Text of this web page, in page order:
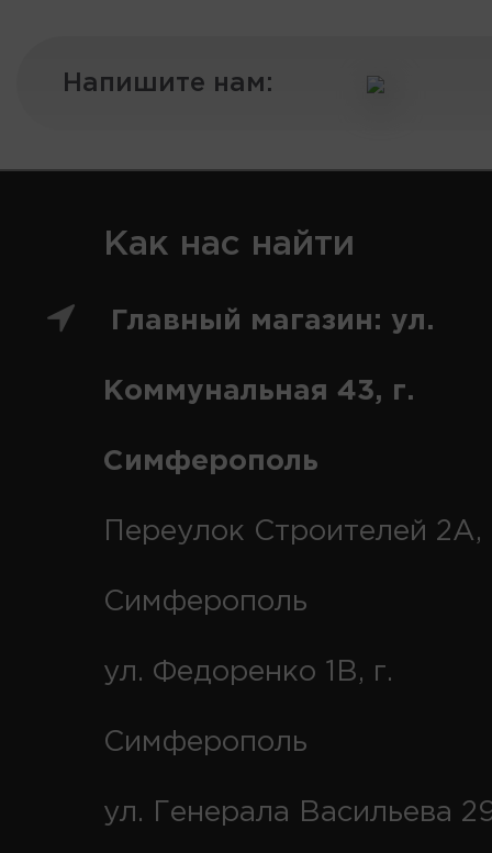
Напишите нам:
Как нас найти
Главный магазин: ул.
Коммунальная 43, г.
Симферополь
Переулок Строителей 2А,
Симферополь
ул. Федоренко 1В, г.
Симферополь
ул. Генерала Васильева